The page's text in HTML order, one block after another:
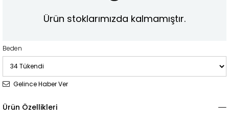
Ürün stoklarımızda kalmamıştır.
Beden
Gelince Haber Ver
Ürün Özellikleri